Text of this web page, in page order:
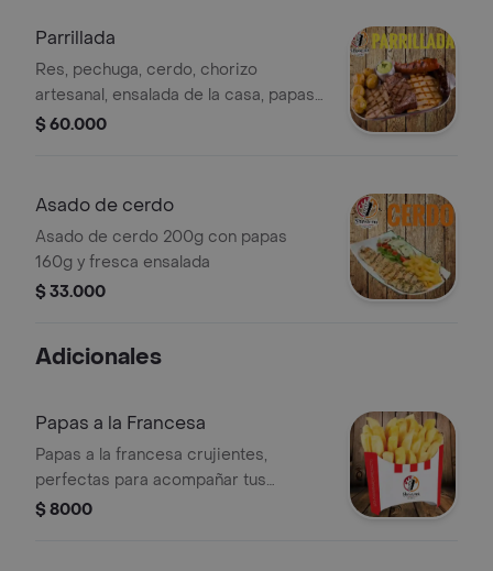
Parrillada
Res, pechuga, cerdo, chorizo
artesanal, ensalada de la casa, papas
francesas o criollas, chimichurry de la
$ 60.000
Asado de cerdo
Asado de cerdo 200g con papas
160g y fresca ensalada
$ 33.000
Adicionales
Papas a la Francesa
Papas a la francesa crujientes,
perfectas para acompañar tus
comidas.
$ 8000